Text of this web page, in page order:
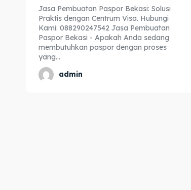
Jasa Pembuatan Paspor Bekasi: Solusi
Praktis dengan Centrum Visa. Hubungi
Kami: 088290247542 Jasa Pembuatan
Paspor Bekasi - Apakah Anda sedang
membutuhkan paspor dengan proses
yang...
admin